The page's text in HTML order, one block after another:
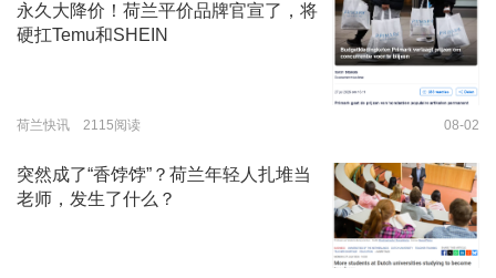
永久大降价！荷兰平价品牌官宣了，将
硬扛Temu和SHEIN
荷兰快讯 2115阅读 08-02
突然成了“香饽饽”？荷兰年轻人扎堆当
老师，发生了什么？